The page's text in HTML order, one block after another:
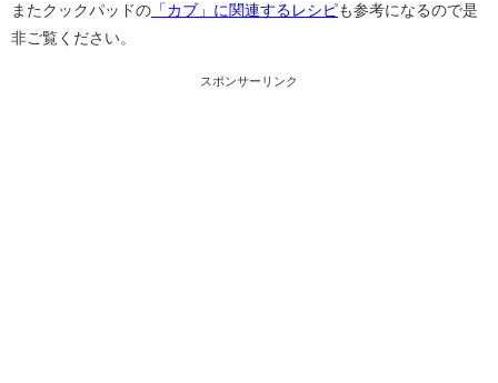
またクックパッドの 「カブ」に関連するレシピも参考になるので是
非ご覧ください。
スポンサーリンク